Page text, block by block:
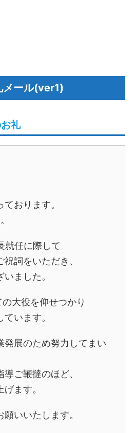
メール(ver1)
礼
おります。
任に際して
詞をいただき、
ました。
大役を仰せつかり
います。
発展のため努力してまい
ご鞭撻のほど、
ます。
いいたします。